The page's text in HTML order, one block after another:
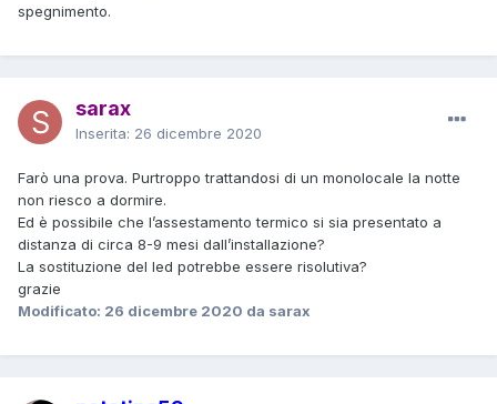
spegnimento.
sarax
Inserita: 26 dicembre 2020
Farò una prova. Purtroppo trattandosi di un monolocale la notte
non riesco a dormire.
Ed è possibile che l’assestamento termico si sia presentato a
distanza di circa 8-9 mesi dall’installazione?
La sostituzione del led potrebbe essere risolutiva?
grazie
Modificato: 26 dicembre 2020 da sarax